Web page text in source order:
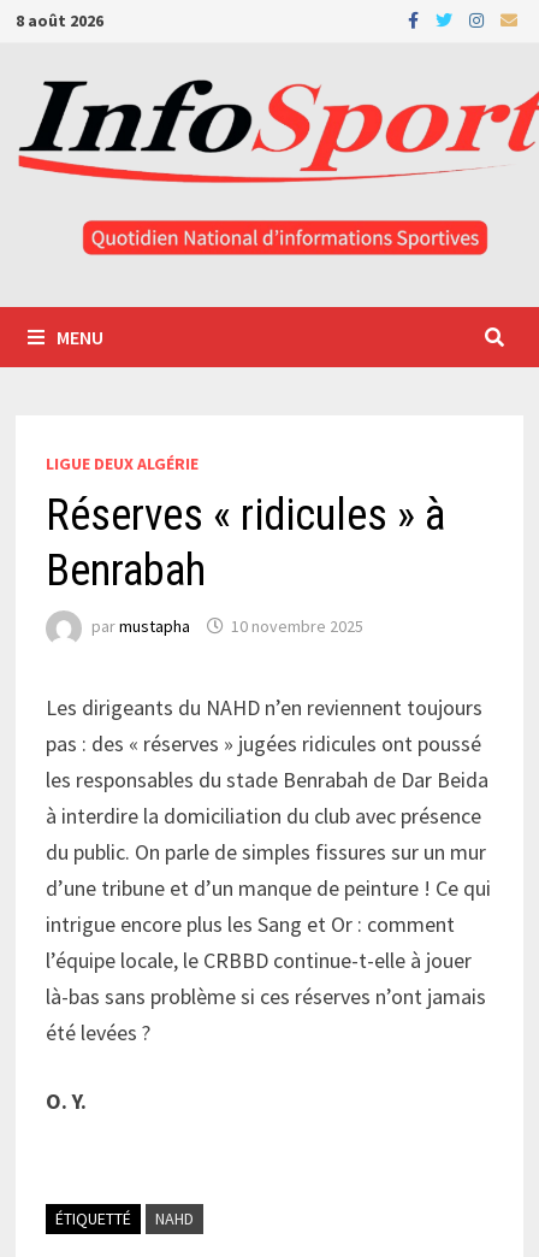
Passer
contenu
8 août 2026
MENU
LIGUE DEUX ALGÉRIE
Réserves « ridicules » à
Benrabah
parmustapha 10 novembre 2025
Les dirigeants du NAHD n’en reviennent toujours
pas : des « réserves » jugées ridicules ont poussé
les responsables du stade Benrabah de Dar Beida
à interdire la domiciliation du club avec présence
du public. On parle de simples fissures sur un mur
d’une tribune et d’un manque de peinture ! Ce qui
intrigue encore plus les Sang et Or : comment
l’équipe locale, le CRBBD continue-t-elle à jouer
là-bas sans problème si ces réserves n’ont jamais
été levées ?
O. Y.
ÉTIQUETTÉ NAHD